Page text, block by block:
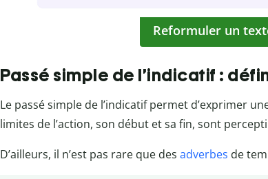
Reformuler un
Passé simple de l’indicatif :
Le passé simple de l’indicatif permet d’exprimer
limites de l’action, son début et sa fin, sont
D’ailleurs, il n’est pas rare que des adverbes de